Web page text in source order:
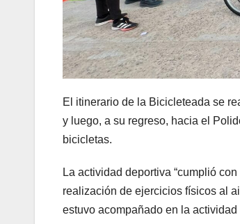
El itinerario de la Bicicleteada se
y luego, a su regreso, hacia el
bicicletas.
La actividad deportiva “cumplió
realización de ejercicios físicos al
estuvo acompañado en la